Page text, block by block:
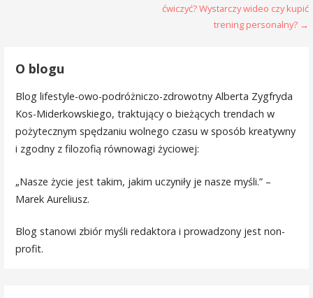
ćwiczyć? Wystarczy wideo czy kupić
trening personalny? →
O blogu
Blog lifestyle-owo-podróżniczo-zdrowotny Alberta Zygfryda
Kos-Miderkowskiego, traktujący o bieżących trendach w
pożytecznym spędzaniu wolnego czasu w sposób kreatywny
i zgodny z filozofią równowagi życiowej:
„Nasze życie jest takim, jakim uczyniły je nasze myśli.” –
Marek Aureliusz.
Blog stanowi zbiór myśli redaktora i prowadzony jest non-
profit.